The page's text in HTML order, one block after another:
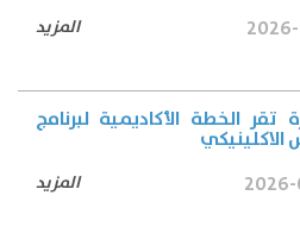
المزيد
تقر الخطة الأكاديمية لبرنامج
المزيد